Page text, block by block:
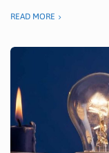
READ MORE